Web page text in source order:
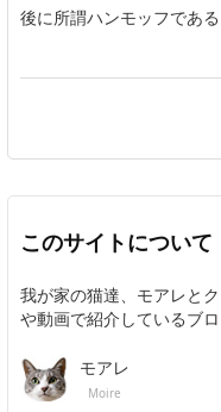
後に所謂ハンモッフである
このサイトについて
我が家の猫達、モアレと
や動画で紹介しているブロ
モアレ
Moire